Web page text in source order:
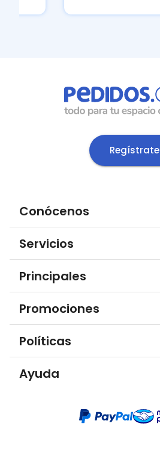
Regístrate
Conócenos
Servicios
Principales
Promociones
Políticas
Ayuda